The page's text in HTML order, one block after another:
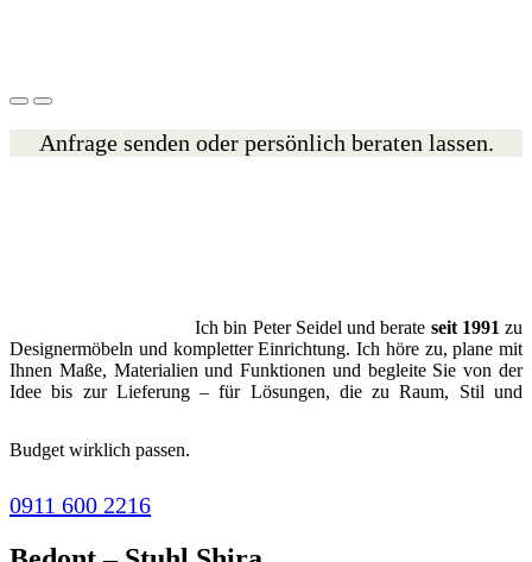
Anfrage senden oder persönlich beraten lassen.
Ich bin Peter Seidel und berate seit 1991 zu
Designermöbeln und kompletter Einrichtung. Ich höre zu, plane mit
Ihnen Maße, Materialien und Funktionen und begleite Sie von der
Idee bis zur Lieferung – für Lösungen, die zu Raum, Stil und
Budget wirklich passen.
0911 600 2216